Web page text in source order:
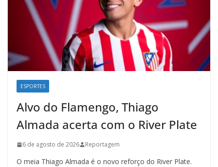
ESPORTES
Alvo do Flamengo, Thiago
Almada acerta com o River Plate
6 de agosto de 2026 Reportagem
O meia Thiago Almada é o novo reforço do River Plate.